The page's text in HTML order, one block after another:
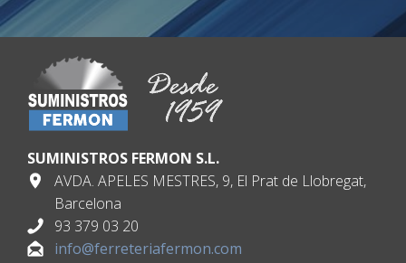
SUMINISTROS FERMON S.L.
AVDA. APELES MESTRES, 9, El Prat de Llobregat,
Barcelona
93 379 03 20
info@ferreteriafermon.com